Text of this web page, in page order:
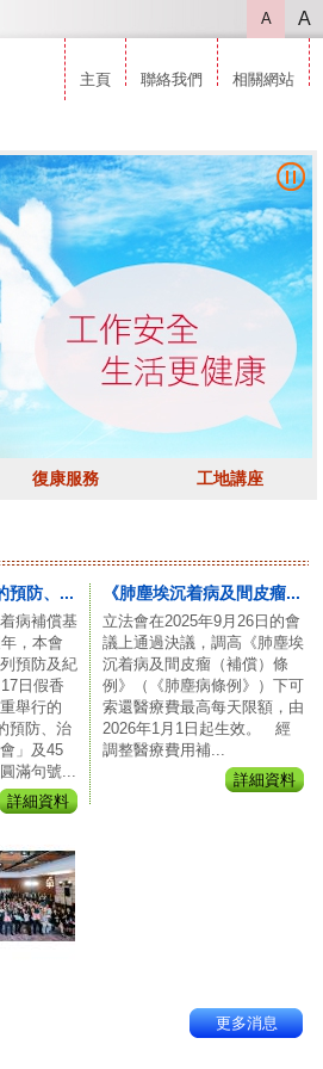
A A
主頁 聯絡我們 相關網站
復康服務 工地講座
預防、...
病補償基
，本會
預防及紀
日假香
舉行的
預防、治
」及45
滿句號...
詳細資料
《肺塵埃沉着病及間皮瘤...
立法會在2025年9月26日的會
議上通過決議，調高《肺塵埃
沉着病及間皮瘤（補償）條
例》（《肺塵病條例》）下可
索還醫療費最高每天限額，由
2026年1月1日起生效。 經
調整醫療費用補...
詳細資料
更多消息